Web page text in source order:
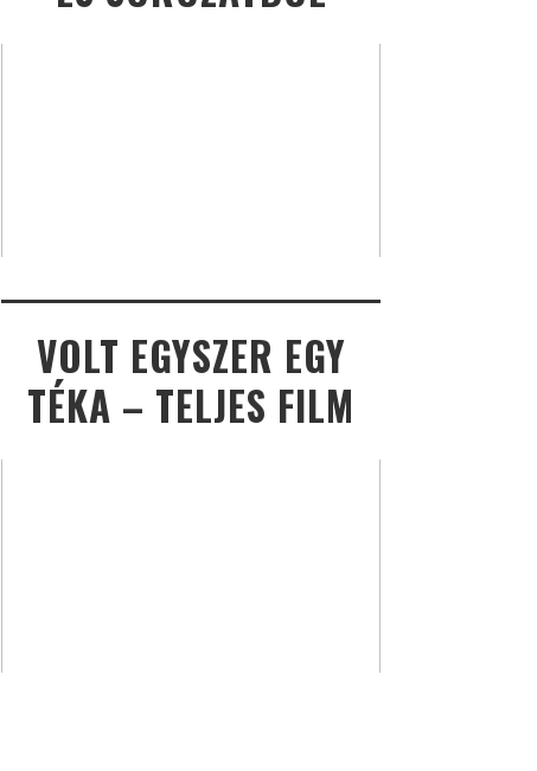
VOLT EGYSZER EGY
TÉKA – TELJES FILM